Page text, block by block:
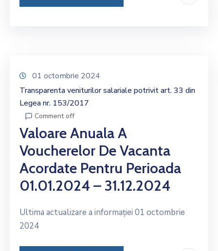
01 octombrie 2024
Transparenta veniturilor salariale potrivit art. 33 din
Legea nr. 153/2017
Comment off
Valoare Anuala A
Voucherelor De Vacanta
Acordate Pentru Perioada
01.01.2024 – 31.12.2024
Ultima actualizare a informației 01 octombrie
2024